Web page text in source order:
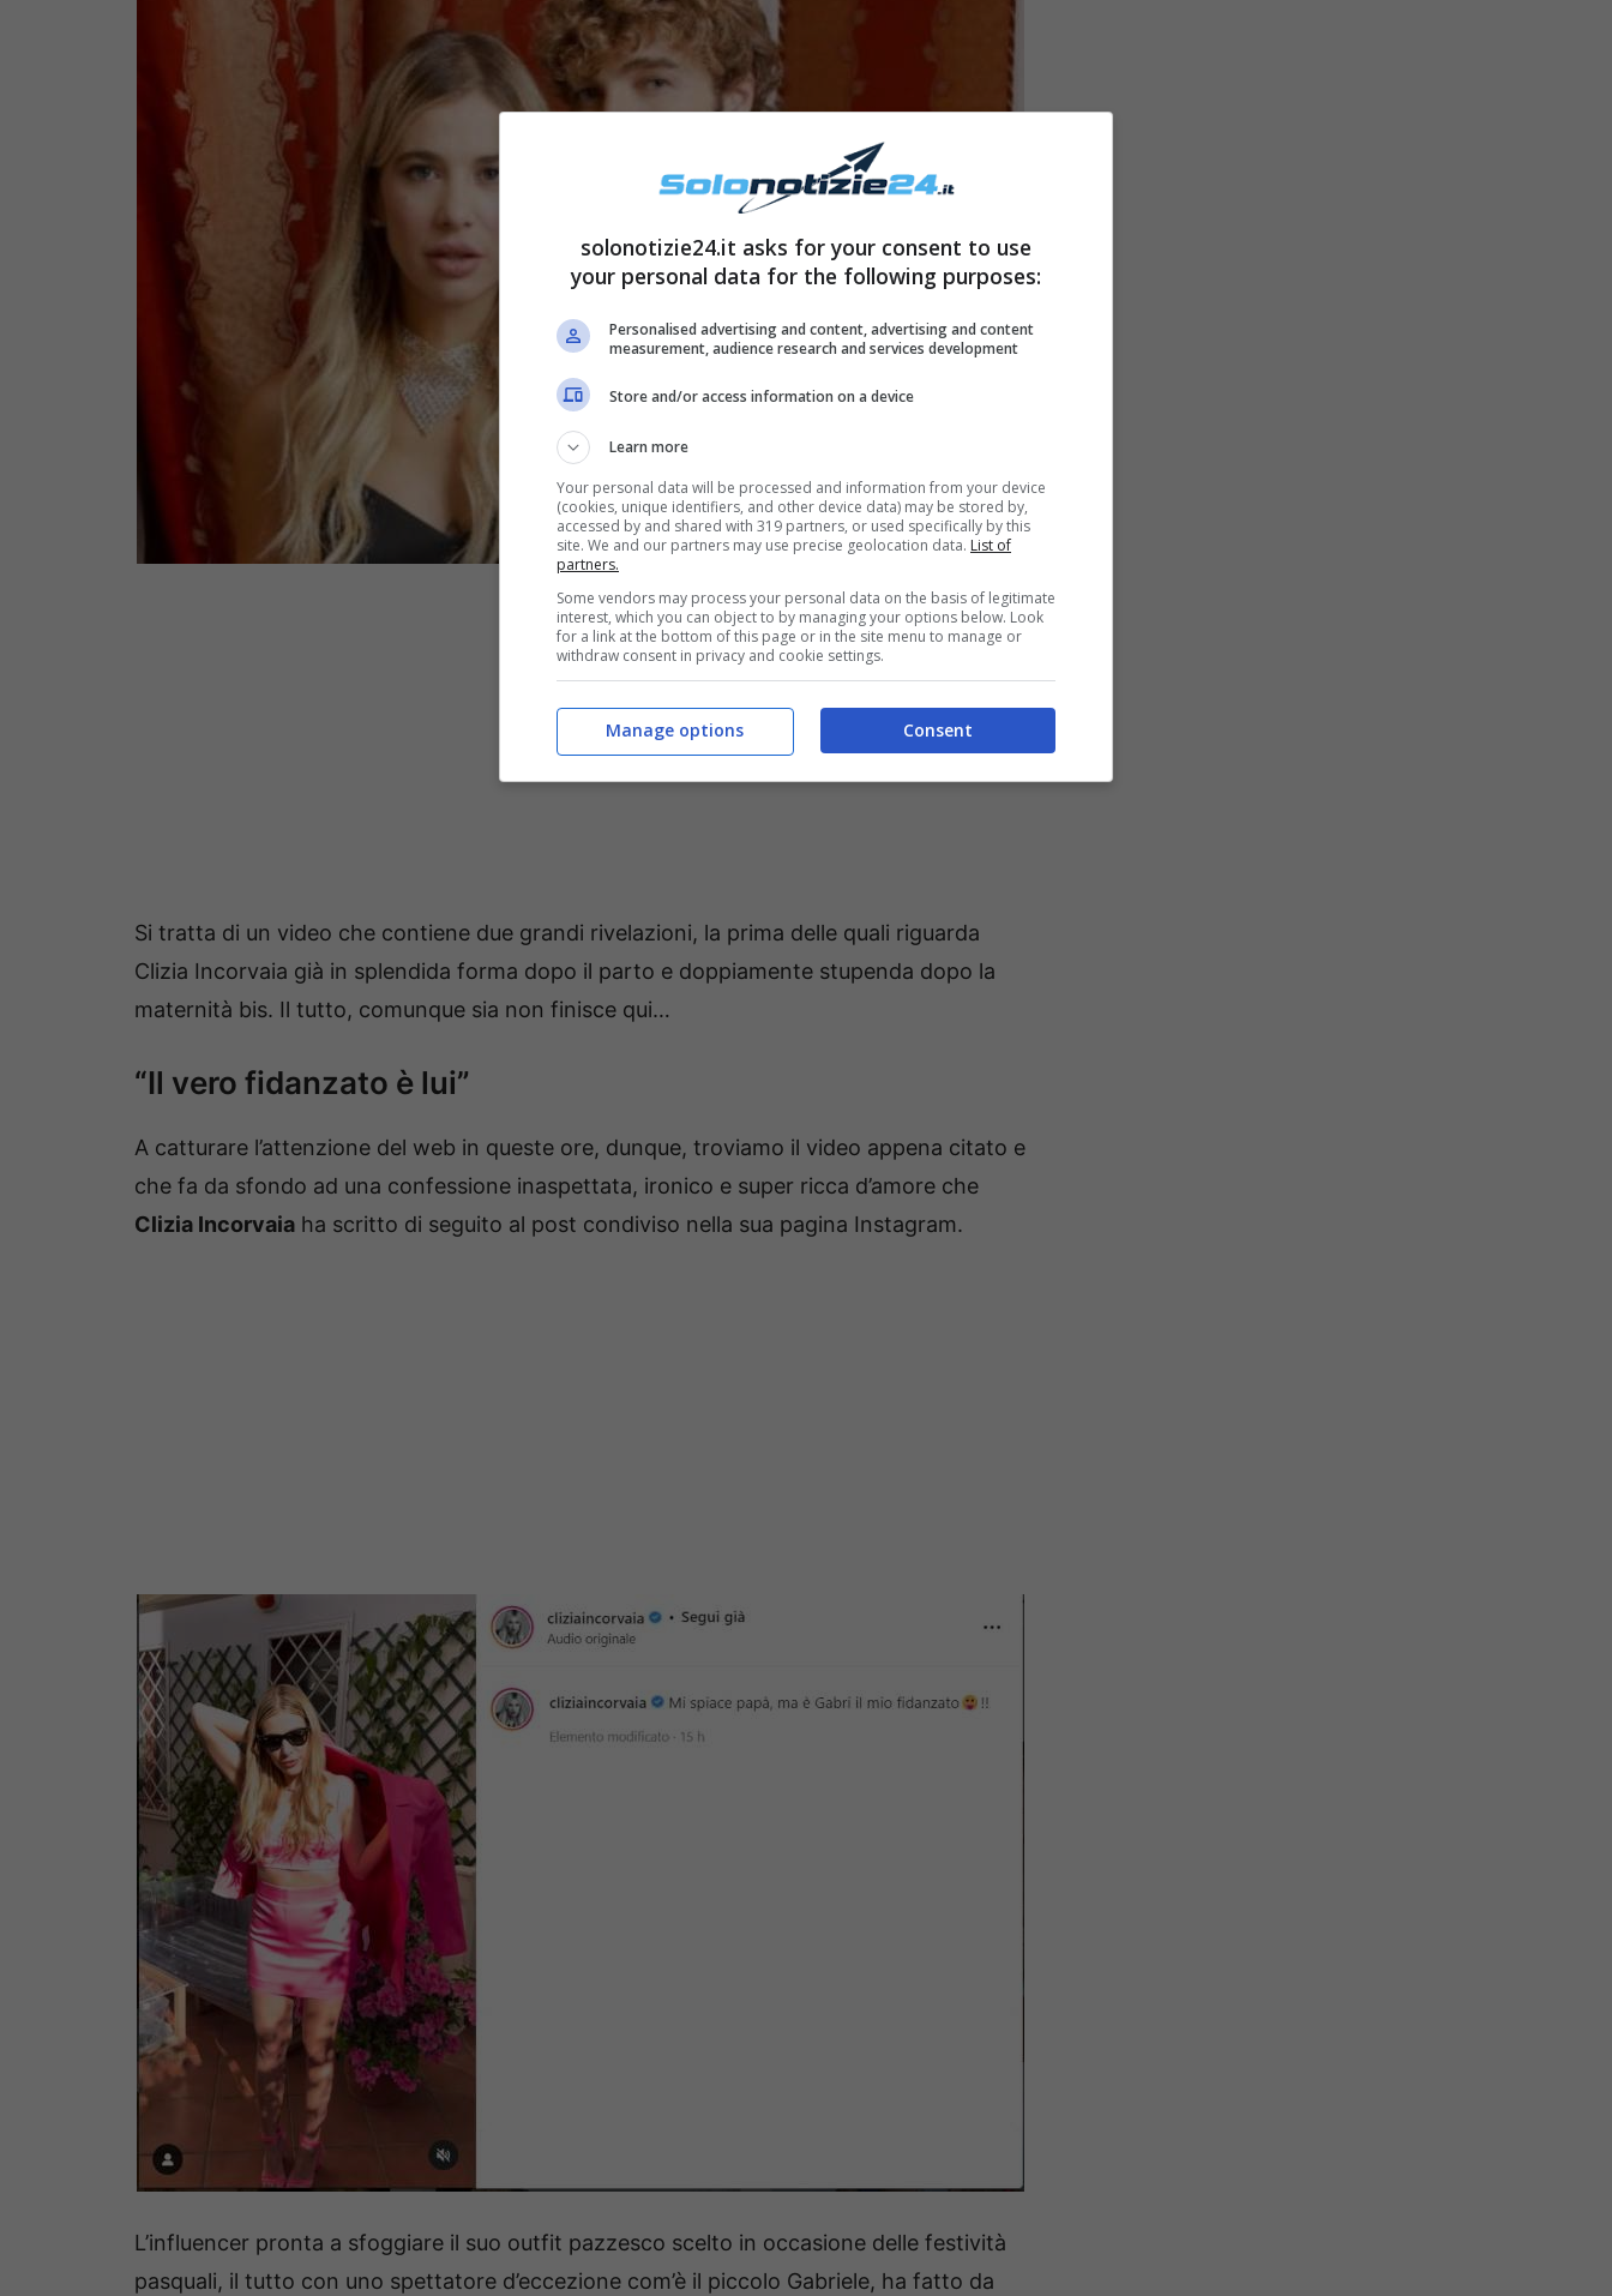
Si tratta di un video che contiene due grandi rivelazioni, la prima delle quali riguarda
Clizia Incorvaia già in splendida forma dopo il parto e doppiamente stupenda dopo la
maternità bis. Il tutto, comunque sia non finisce qui…
“Il vero fidanzato è lui”
A catturare l’attenzione del web in queste ore, dunque, troviamo il video appena citato e
che fa da sfondo ad una confessione inaspettata, ironico e super ricca d’amore che
Clizia Incorvaia ha scritto di seguito al post condiviso nella sua pagina Instagram.
L’influencer pronta a sfoggiare il suo outfit pazzesco scelto in occasione delle festività
pasquali, il tutto con uno spettatore d’eccezione com’è il piccolo Gabriele, ha fatto da
solonotizie24.it asks for your consent to use
your personal data for the following purposes:
Personalised advertising and content, advertising and content
measurement, audience research and services development
Store and/or access information on a device
Learn more
Your personal data will be processed and information from your device
(cookies, unique identifiers, and other device data) may be stored by,
accessed by and shared with 319 partners, or used specifically by this
site. We and our partners may use precise geolocation data. List of
partners.
Some vendors may process your personal data on the basis of legitimate
interest, which you can object to by managing your options below. Look
for a link at the bottom of this page or in the site menu to manage or
withdraw consent in privacy and cookie settings.
Consent
Manage options